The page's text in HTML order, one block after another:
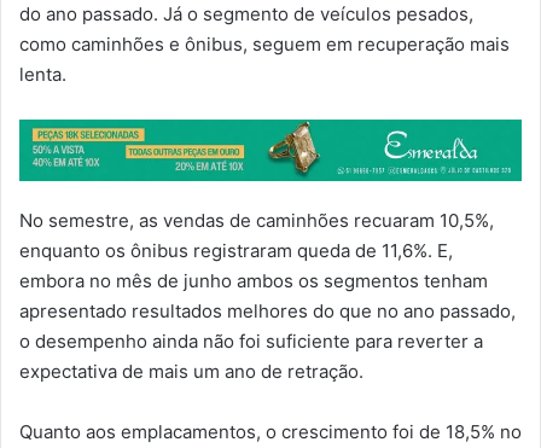
do ano passado. Já o segmento de veículos pesados,
como caminhões e ônibus, seguem em recuperação mais
lenta.
No semestre, as vendas de caminhões recuaram 10,5%,
enquanto os ônibus registraram queda de 11,6%. E,
embora no mês de junho ambos os segmentos tenham
apresentado resultados melhores do que no ano passado,
o desempenho ainda não foi suficiente para reverter a
expectativa de mais um ano de retração.
Quanto aos emplacamentos, o crescimento foi de 18,5% no